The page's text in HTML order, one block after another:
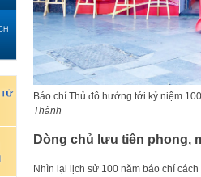
Báo chí Thủ đô hướng tới kỷ niệm
Thành
Dòng chủ lưu tiên phong,
Nhìn lại lịch sử 100 năm báo chí